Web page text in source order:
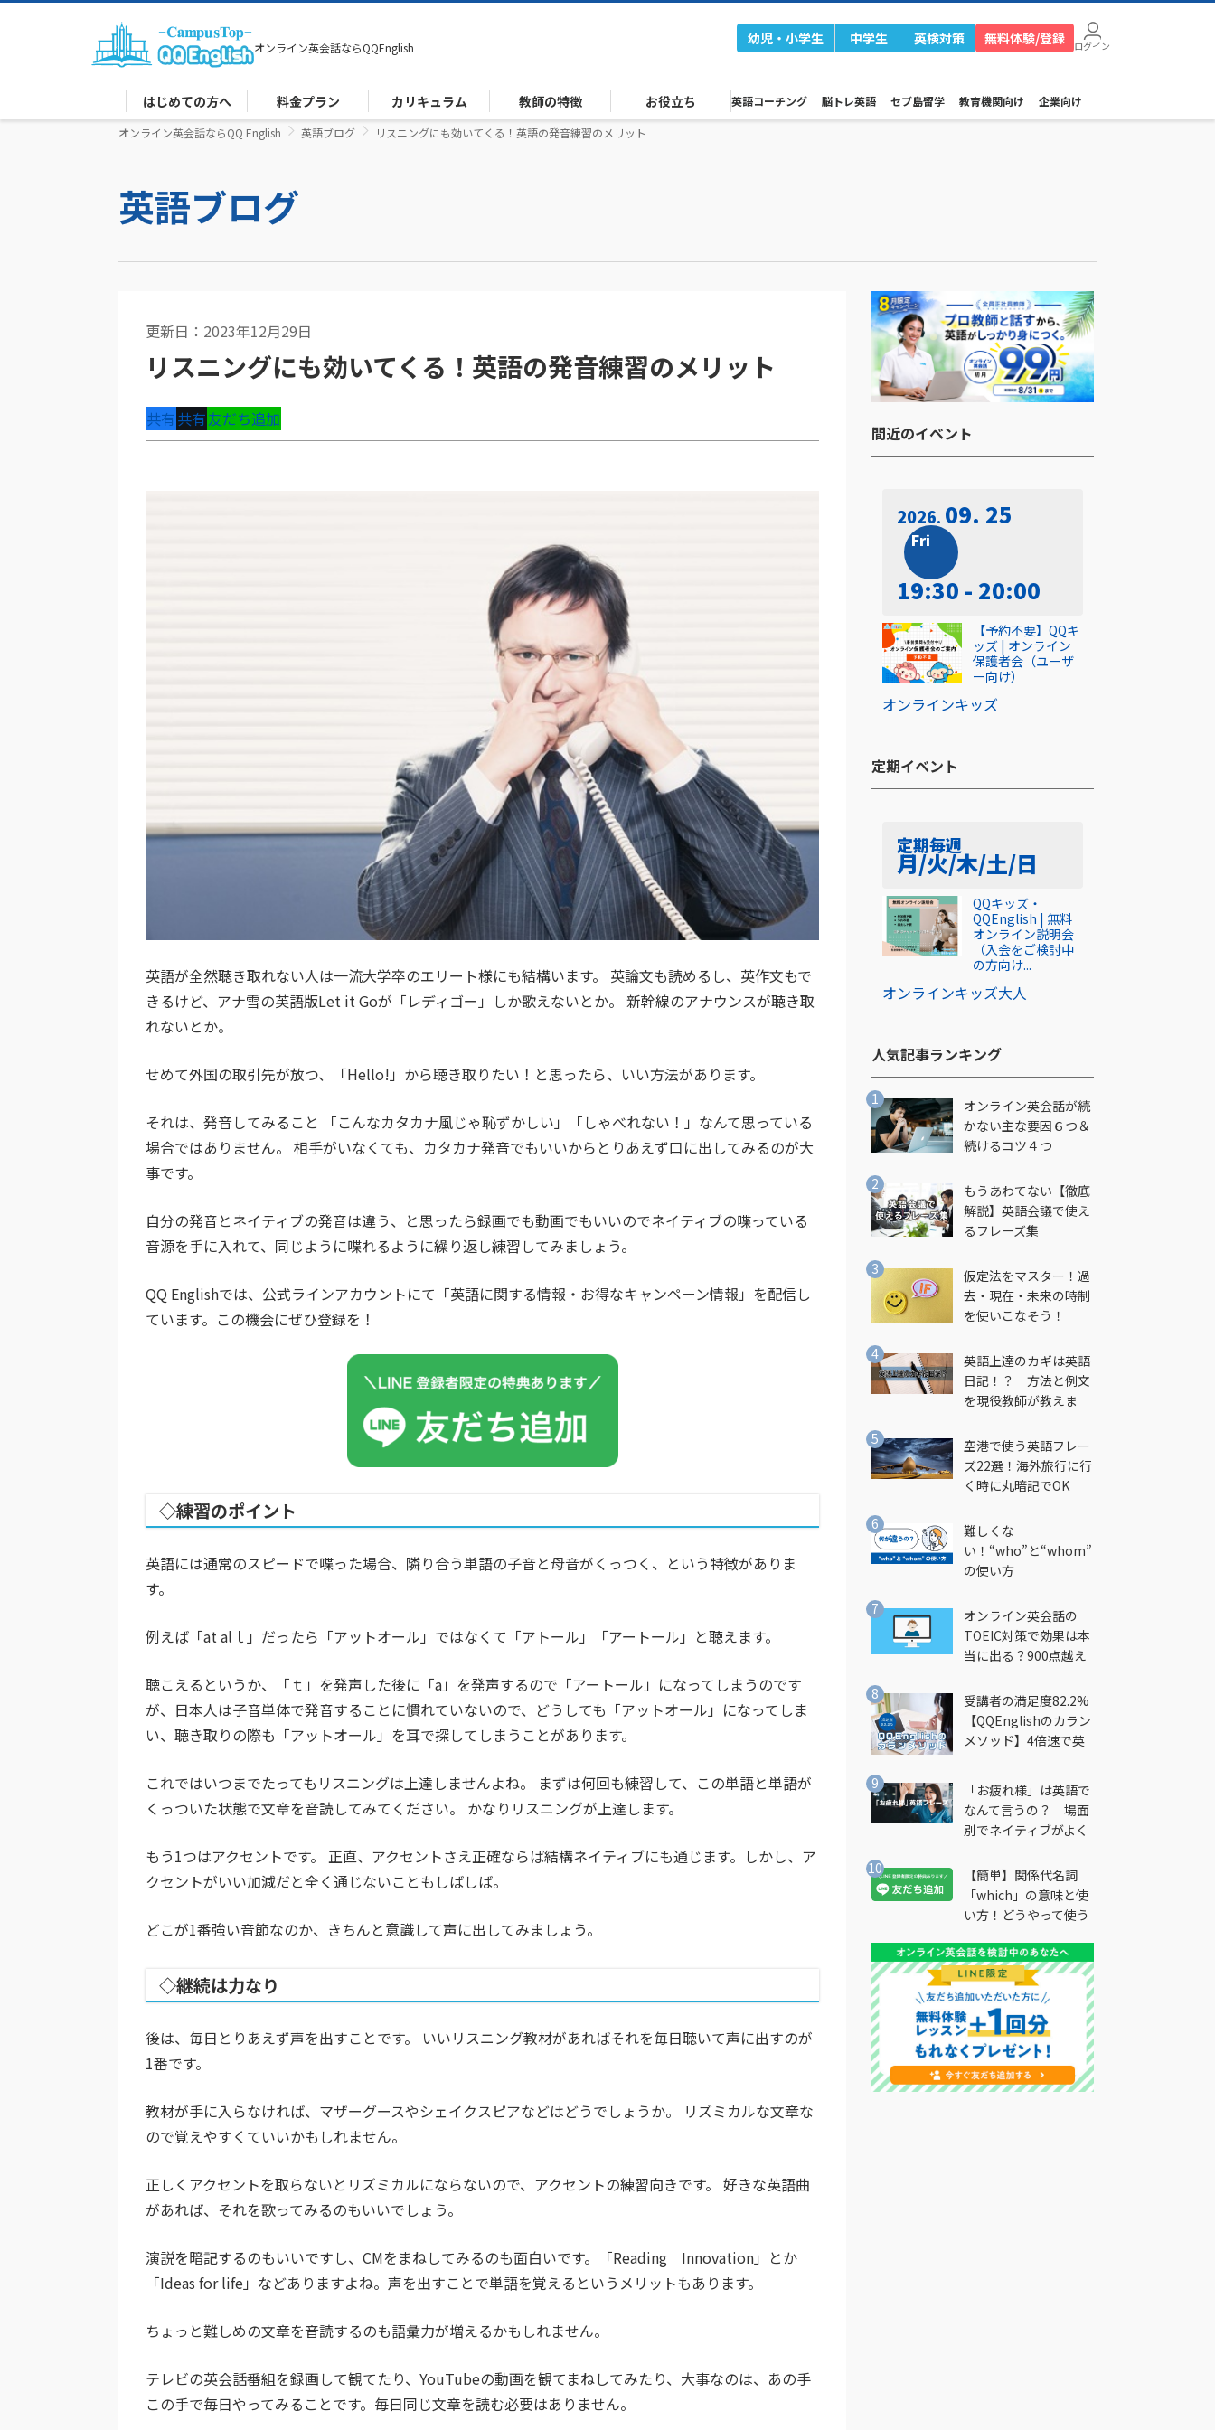
オンライン英会話ならQQEnglish
幼児・小学生 中学生 英検対策 無料体験/登録 ログイン
はじめての方へ 料金プラン カリキュラム 教師の特徴 お役立ち 英語コーチング 脳トレ英語 セブ島留学 教育機関向け 企業向け
オンライン英会話ならQQ English 英語ブログ リスニングにも効いてくる！英語の発音練習のメリット
英語ブログ
更新日：2023年12月29日
リスニングにも効いてくる！英語の発音練習のメリット
共有共有友だち追加
英語が全然聴き取れない人は一流大学卒のエリート様にも結構います。 英論文も読めるし、英作文もで
きるけど、アナ雪の英語版Let it Goが「レディゴー」しか歌えないとか。 新幹線のアナウンスが聴き取
れないとか。
せめて外国の取引先が放つ、「Hello!」から聴き取りたい！と思ったら、いい方法があります。
それは、発音してみること 「こんなカタカナ風じゃ恥ずかしい」「しゃべれない！」なんて思っている
場合ではありません。 相手がいなくても、カタカナ発音でもいいからとりあえず口に出してみるのが大
事です。
自分の発音とネイティブの発音は違う、と思ったら録画でも動画でもいいのでネイティブの喋っている
音源を手に入れて、同じように喋れるように繰り返し練習してみましょう。
QQ Englishでは、公式ラインアカウントにて「英語に関する情報・お得なキャンペーン情報」を配信し
ています。この機会にぜひ登録を！
◇練習のポイント
英語には通常のスピードで喋った場合、隣り合う単語の子音と母音がくっつく、という特徴がありま
す。
例えば「at alｌ」だったら「アットオール」ではなくて「アトール」「アートール」と聴えます。
聴こえるというか、「ｔ」を発声した後に「a」を発声するので「アートール」になってしまうのです
が、日本人は子音単体で発音することに慣れていないので、どうしても「アットオール」になってしま
い、聴き取りの際も「アットオール」を耳で探してしまうことがあります。
これではいつまでたってもリスニングは上達しませんよね。 まずは何回も練習して、この単語と単語が
くっついた状態で文章を音読してみてください。 かなりリスニングが上達します。
もう1つはアクセントです。 正直、アクセントさえ正確ならば結構ネイティブにも通じます。しかし、ア
クセントがいい加減だと全く通じないこともしばしば。
どこが1番強い音節なのか、きちんと意識して声に出してみましょう。
◇継続は力なり
後は、毎日とりあえず声を出すことです。 いいリスニング教材があればそれを毎日聴いて声に出すのが
1番です。
教材が手に入らなければ、マザーグースやシェイクスピアなどはどうでしょうか。 リズミカルな文章な
ので覚えやすくていいかもしれません。
正しくアクセントを取らないとリズミカルにならないので、アクセントの練習向きです。 好きな英語曲
があれば、それを歌ってみるのもいいでしょう。
演説を暗記するのもいいですし、CMをまねしてみるのも面白いです。「Reading Innovation」とか
「Ideas for life」などありますよね。声を出すことで単語を覚えるというメリットもあります。
ちょっと難しめの文章を音読するのも語彙力が増えるかもしれません。
テレビの英会話番組を録画して観てたり、YouTubeの動画を観てまねしてみたり、大事なのは、あの手
この手で毎日やってみることです。毎日同じ文章を読む必要はありません。
間近のイベント​
2026 09. 25
Fri
19:30 - 20:00
オンラインキッズ
【予約不要】QQキ
ッズ | オンライン
保護者会（ユーザ
ー向け）
定期イベント​
定期毎週
月/火/木/土/日
オンラインキッズ大人
QQキッズ・
QQEnglish | 無料
オンライン説明会
（入会をご検討中
の方向け...
人気記事ランキング​
オンライン英会話が続
かない主な要因６つ＆
続けるコツ４つ
もうあわてない【徹底
解説】英語会議で使え
るフレーズ集
仮定法をマスター！過
去・現在・未来の時制
を使いこなそう！
英語上達のカギは英語
日記！？ 方法と例文
を現役教師が教えま
空港で使う英語フレー
ズ22選！海外旅行に行
く時に丸暗記でOK
難しくな
い！“who”と“whom”
の使い方
オンライン英会話の
TOEIC対策で効果は本
当に出る？900点越え
受講者の満足度82.2%
【QQEnglishのカラン
メソッド】4倍速で英
法とは？
「お疲れ様」は英語で
なんて言うの？ 場面
別でネイティブがよく
説
【簡単】関係代名詞
「which」の意味と使
い方！どうやって使う